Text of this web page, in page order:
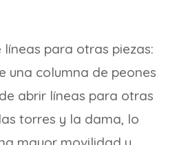
para otras piezas:
una columna de peones
abrir líneas para otras
torres y la dama, lo